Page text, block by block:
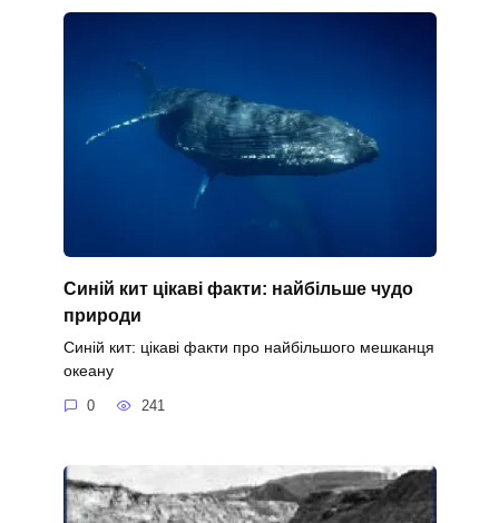
Синій кит цікаві факти: найбільше чудо
природи
Синій кит: цікаві факти про найбільшого мешканця
океану
0 241